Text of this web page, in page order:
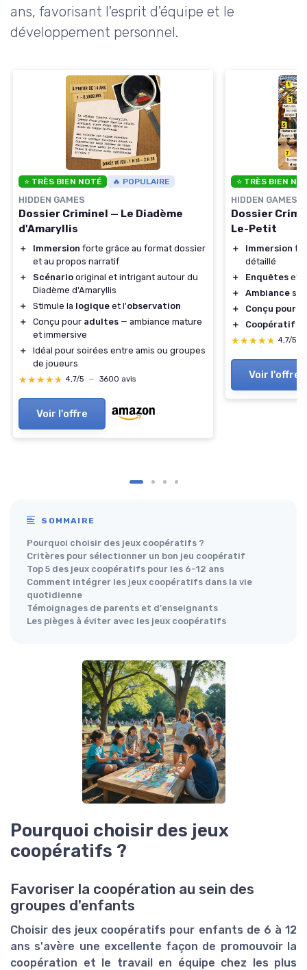
ans, favorisant l'esprit d'équipe et le
développement personnel.
⭐ TRÈS BIEN NOTÉ 🔥 POPULAIRE
HIDDEN GAMES
Dossier Criminel — Le Diadème
d'Amaryllis
＋ Immersion forte grâce au format dossier
et au propos narratif
＋
Scénario original et intrigant autour du
Diadème d'Amaryllis
＋
Stimule la logique et l'observation
＋
Conçu pour adultes — ambiance mature
et immersive
＋
Idéal pour soirées entre amis ou groupes
de joueurs
★★★★★
★★★★★ 4,7/5 — 3600 avis
Voir l'offre
⭐ TRÈS BIEN
HIDDEN GAMES
Dossier
Le-Petit
＋ Immersion
détaillé
＋
Enquêtes et
＋
Ambiance
＋
Conçu pour
＋
Coopératif
★★★★★
★★★★★ 4,7/5
Voir l'offre
SOMMAIRE
Pourquoi choisir des jeux coopératifs ?
Critères pour sélectionner un bon jeu coopératif
Top 5 des jeux coopératifs pour les 6-12 ans
Comment intégrer les jeux coopératifs dans la vie
quotidienne
Témoignages de parents et d'enseignants
Les pièges à éviter avec les jeux coopératifs
Pourquoi choisir des jeux
coopératifs ?
Favoriser la coopération au sein des
groupes d'enfants
Choisir des jeux coopératifs pour enfants de 6 à 12
ans s'avère une excellente façon de promouvoir la
coopération et le travail en équipe chez les plus